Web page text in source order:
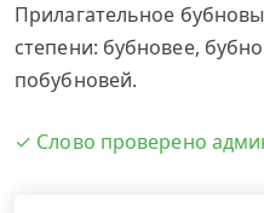
Прилагательное
степени: бубновее,
побубновей.
✓ Слово проверено